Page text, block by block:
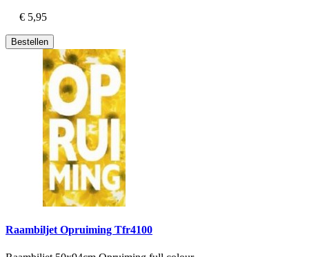
€ 5,95
Bestellen
Raambiljet Opruiming Tfr4100